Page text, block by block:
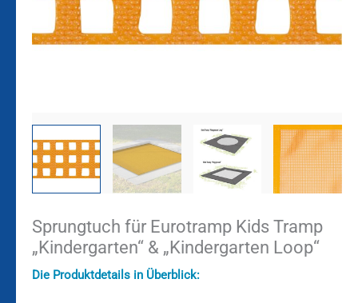
Sprungtuch für Eurotramp Kids Tramp
„Kindergarten“ & „Kindergarten Loop“
Die Produktdetails in Überblick: